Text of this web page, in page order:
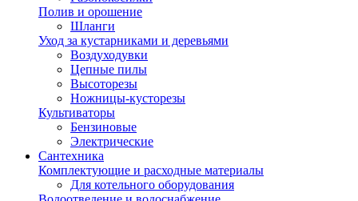
Полив и орошение
Шланги
Уход за кустарниками и деревьями
Воздуходувки
Цепные пилы
Высоторезы
Ножницы-кусторезы
Культиваторы
Бензиновые
Электрические
Сантехника
Комплектующие и расходные материалы
Для котельного оборудования